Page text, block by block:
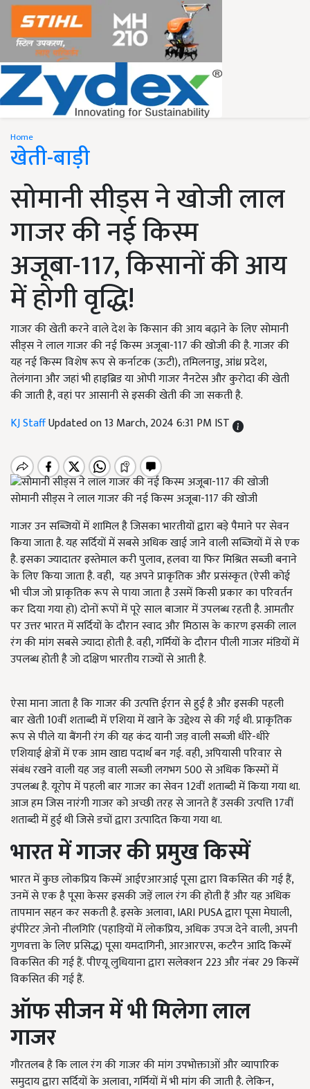
Home
खेती-बाड़ी
सोमानी सीड्स ने खोजी लाल
गाजर की नई किस्म
अजूबा-117, किसानों की आय
में होगी वृद्धि!
गाजर की खेती करने वाले देश के किसान की आय बढ़ाने के लिए सोमानी
सीड्स ने लाल गाजर की नई किस्म अजूबा-117 की खोजी की है. गाजर की
यह नई किस्म विशेष रूप से कर्नाटक (ऊटी), तमिलनाडु, आंध्र प्रदेश,
तेलंगाना और जहां भी हाइब्रिड या ओपी गाजर नैनटेस और कुरोदा की खेती
की जाती है, वहां पर आसानी से इसकी खेती की जा सकती है.
KJ StaffUpdated on 13 March, 2024 6:31 PM IST
सोमानी सीड्स ने लाल गाजर की नई किस्म अजूबा-117 की खोजी
गाजर उन सब्जियों में शामिल है जिसका भारतीयों द्वारा बड़े पैमाने पर सेवन
किया जाता है. यह सर्दियों में सबसे अधिक खाई जाने वाली सब्जियों में से एक
है. इसका ज्यादातर इस्तेमाल करी पुलाव, हलवा या फिर मिश्रित सब्जी बनाने
के लिए किया जाता है. वही, यह अपने प्राकृतिक और प्रसंस्कृत (ऐसी कोई
भी चीज जो प्राकृतिक रूप से पाया जाता है उसमें किसी प्रकार का परिवर्तन
कर दिया गया हो) दोनों रूपों में पूरे साल बाजार में उपलब्ध रहती है. आमतौर
पर उत्तर भारत में सर्दियों के दौरान स्वाद और मिठास के कारण इसकी लाल
रंग की मांग सबसे ज्यादा होती है. वही, गर्मियों के दौरान पीली गाजर मंडियों में
उपलब्ध होती है जो दक्षिण भारतीय राज्यों से आती है.
ऐसा माना जाता है कि गाजर की उत्पत्ति ईरान से हुई है और इसकी पहली
बार खेती 10वीं शताब्दी में एशिया में खाने के उद्देश्य से की गई थी. प्राकृतिक
रूप से पीले या बैंगनी रंग की यह कंद यानी जड़ वाली सब्जी धीरे-धीरे
एशियाई क्षेत्रों में एक आम खाद्य पदार्थ बन गई. वही, अपियासी परिवार से
संबंध रखने वाली यह जड़ वाली सब्जी लगभग 500 से अधिक किस्मों में
उपलब्ध है. यूरोप में पहली बार गाजर का सेवन 12वीं शताब्दी में किया गया था.
आज हम जिस नारंगी गाजर को अच्छी तरह से जानते हैं उसकी उत्पत्ति 17वीं
शताब्दी में हुई थी जिसे डचों द्वारा उत्पादित किया गया था.
भारत में गाजर की प्रमुख किस्में
भारत में कुछ लोकप्रिय किस्में आईएआरआई पूसा द्वारा विकसित की गई हैं,
उनमें से एक है पूसा केसर इसकी जड़ें लाल रंग की होती हैं और यह अधिक
तापमान सहन कर सकती है. इसके अलावा, IARI PUSA द्वारा पूसा मेघाली,
इंपीरेटर ज़ेनो नीलगिरि (पहाड़ियों में लोकप्रिय, अधिक उपज देने वाली, अपनी
गुणवत्ता के लिए प्रसिद्ध) पूसा यमदागिनी, आरआरएस, कटरैन आदि किस्में
विकसित की गई हैं. पीएयू लुधियाना द्वारा सलेक्शन 223 और नंबर 29 किस्में
विकसित की गई हैं.
ऑफ सीजन में भी मिलेगा लाल
गाजर
गौरतलब है कि लाल रंग की गाजर की मांग उपभोक्ताओं और व्यापारिक
समुदाय द्वारा सर्दियों के अलावा, गर्मियों में भी मांग की जाती है. लेकिन,